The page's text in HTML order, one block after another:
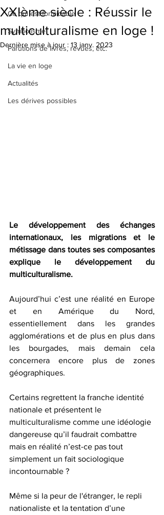
Ce qui est formidable
Symbolisme
Parutions de livres, revues, etc.
La vie en loge
Actualités
Les dérives possibles
XXIème siècle : Réussir le
multiculturalisme en loge !
Dernière mise à jour : 13 janv. 2023
Le développement des échanges
internationaux, les migrations et le
métissage dans toutes ses composantes
explique le développement du
multiculturalisme.
Aujourd’hui c’est une réalité en Europe
et en Amérique du Nord,
essentiellement dans les grandes
agglomérations et de plus en plus dans
les bourgades, mais demain cela
concernera encore plus de zones
géographiques.
Certains regrettent la franche identité
nationale et présentent le
multiculturalisme comme une idéologie
dangereuse qu’il faudrait combattre
mais en réalité n’est-ce pas tout
simplement un fait sociologique
incontournable ?
Même si la peur de l'étranger, le repli
nationaliste et la tentation d’une